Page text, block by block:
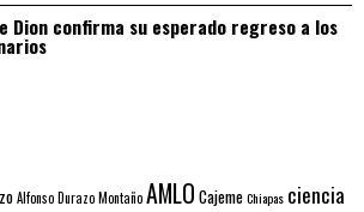
Dion confirma su esperado regreso a los
Alfonso Durazo MontañoAMLO CajemeChiapas ciencia